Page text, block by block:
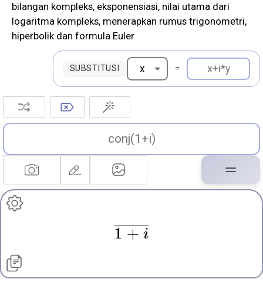
bilangan kompleks, eksponensiasi, nilai utama dari
logaritma kompleks, menerapkan rumus trigonometri,
hiperbolik dan formula Euler
SUBSTITUSI =
1 + i